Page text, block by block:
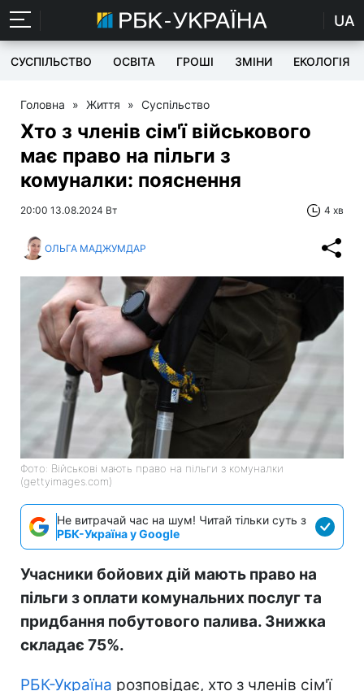
UA
СУСПІЛЬСТВО ОСВІТА ГРОШІ ЗМІНИ ЕКОЛОГІЯ
Головна » Життя » Суспільство
Хто з членів сім'ї військового
має право на пільги з
комуналки: пояснення
20:00 13.08.2024 Вт 4 хв
ОЛЬГА МАДЖУМДАР
Фото: Військові мають право на пільги з комуналки
(gettyimages.com)
Не витрачай час на шум! Читай тільки суть з
РБК-Україна у Google
Учасники бойових дій мають право на
пільги з оплати комунальних послуг та
придбання побутового палива. Знижка
складає 75%.
РБК-Україна розповідає, хто з членів сім'ї